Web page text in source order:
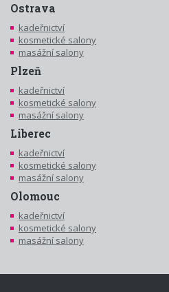
Ostrava
kadeřnictví
kosmetické salony
masážní salony
Plzeň
kadeřnictví
kosmetické salony
masážní salony
Liberec
kadeřnictví
kosmetické salony
masážní salony
Olomouc
kadeřnictví
kosmetické salony
masážní salony